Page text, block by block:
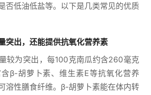
否低油低盐等。以下是几类常见的优质
突出，还能提供抗氧化营养素
较为突出，每100克南瓜约含260毫克
β-胡萝卜素、维生素E等抗氧化营养
溶性膳食纤维。β-胡萝卜素能在体内转